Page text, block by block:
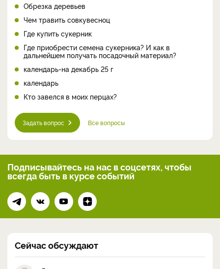
Обрезка деревьев
Чем травить совкувесноц
Где купить сукерник
Где приобрести семена сукерника? И как в
дальнейшем получать посадочный материал?
календарь-на декабрь 25 г
календарь
Кто завелся в моих перцах?
Задать вопрос Все вопросы
Подписывайтесь на нас в соцсетях, чтобы
всегдабыть в курсе событий
Сейчас обсуждают